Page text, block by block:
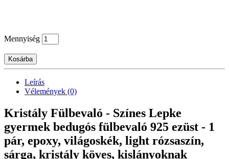
Mennyiség
Kosárba
Leírás
Vélemények (0)
Kristály Fülbevaló - Színes Lepke
gyermek bedugós fülbevaló 925 ezüst - 1
pár, epoxy, világoskék, light rózsaszín,
sárga, kristály köves, kislányoknak